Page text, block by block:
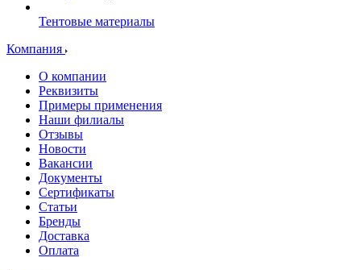
Тентовые материалы
Компания
О компании
Реквизиты
Примеры применения
Наши филиалы
Отзывы
Новости
Вакансии
Документы
Cертификаты
Статьи
Бренды
Доставка
Оплата